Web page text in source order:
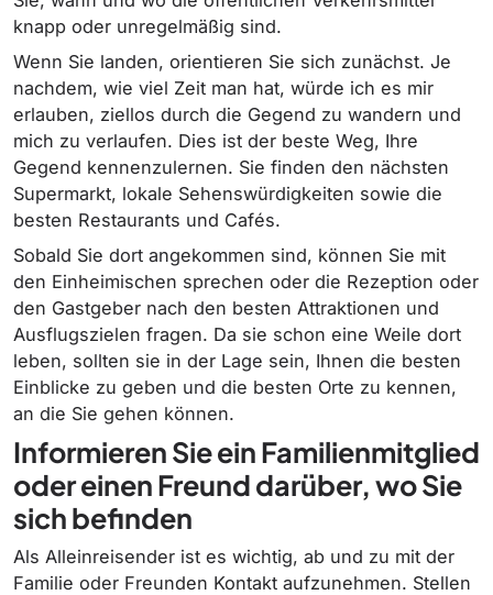
knapp oder unregelmäßig sind.
Wenn Sie landen, orientieren Sie sich zunächst. Je
nachdem, wie viel Zeit man hat, würde ich es mir
erlauben, ziellos durch die Gegend zu wandern und
mich zu verlaufen. Dies ist der beste Weg, Ihre
Gegend kennenzulernen. Sie finden den nächsten
Supermarkt, lokale Sehenswürdigkeiten sowie die
besten Restaurants und Cafés.
Sobald Sie dort angekommen sind, können Sie mit
den Einheimischen sprechen oder die Rezeption oder
den Gastgeber nach den besten Attraktionen und
Ausflugszielen fragen. Da sie schon eine Weile dort
leben, sollten sie in der Lage sein, Ihnen die besten
Einblicke zu geben und die besten Orte zu kennen,
an die Sie gehen können.
Informieren Sie ein Familienmitglied
oder einen Freund darüber, wo Sie
sich befinden
Als Alleinreisender ist es wichtig, ab und zu mit der
Familie oder Freunden Kontakt aufzunehmen. Stellen